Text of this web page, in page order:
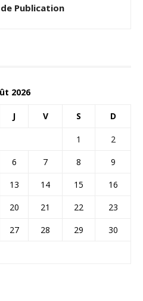
Publication
2026
J V S D
1
2
6 7 8
9
13 14 15
16
20 21 22
23
27 28 29
30